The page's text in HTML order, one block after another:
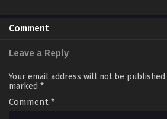
Comment
Leave a Reply
Your email address will not be published.
marked *
Comment *